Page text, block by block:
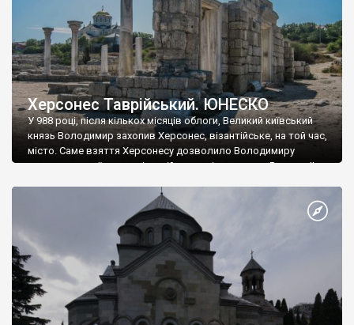
Херсонес Таврійський. ЮНЕСКО
У 988 році, після кількох місяців облоги, Великий київський
князь Володимир захопив Херсонес, візантійське, на той час,
місто. Саме взяття Херсонесу дозволило Володимиру
диктувати свої умови візантійському імператору Василю ІІ, та
Херсонесі Володимир-язичник, став Василем-християнином.
А потім було Хрещення Русі. На честь Херсонесу Таврійського